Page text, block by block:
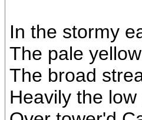
In the stormy
The pale
The broad
Heavily the